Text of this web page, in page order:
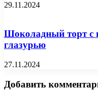
29.11.2024
Шоколадный торт с
глазурью
27.11.2024
Добавить